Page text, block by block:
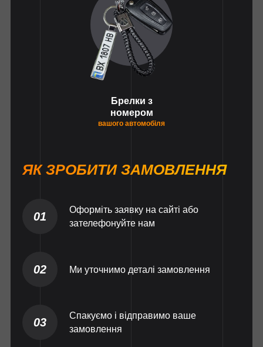
Брелки з
номером
вашого автомобіля
ЯК ЗРОБИТИ ЗАМОВЛЕННЯ
01
Оформіть заявку на сайті або
зателефонуйте нам
02 Ми уточнимо деталі замовлення
03
Спакуємо і відправимо ваше
замовлення